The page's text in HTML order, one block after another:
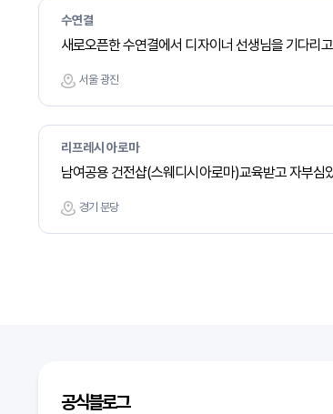
수연결
새로오픈한 수연결에서 디자이너 선생님을 기다리
서울 광진
리프레시 아로마
남여공용 건전샵(스웨디시아로마)교육받고 자부심
경기 분당
공식블로그